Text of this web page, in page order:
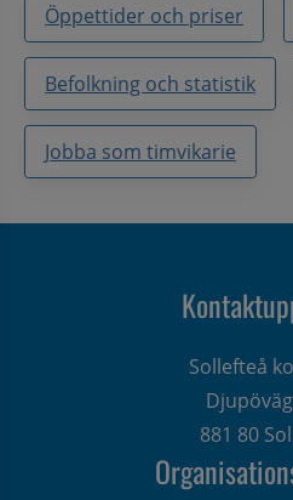
Öppettider och priser
Befolkning och statistik
Jobba som timvikarie
Sollefteå
881 80